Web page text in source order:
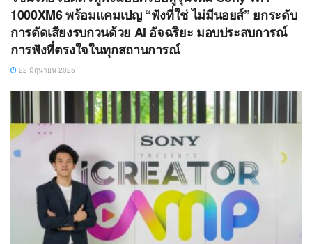
1000XM6 พร้อมแคมเปญ “ฟังที่ใช่ ไม่มีนอยส์” ยกระดับ
การตัดเสียงรบกวนด้วย AI อัจฉริยะ มอบประสบการณ์
การฟังที่ตรงใจในทุกสถานการณ์
22 มิถุนายน 2025